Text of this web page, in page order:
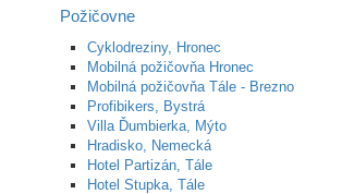
Požičovne
Cyklodreziny, Hronec
Mobilná požičovňa Hronec
Mobilná požičovňa Tále - Brezno
Profibikers, Bystrá
Villa Ďumbierka, Mýto
Hradisko, Nemecká
Hotel Partizán, Tále
Hotel Stupka, Tále